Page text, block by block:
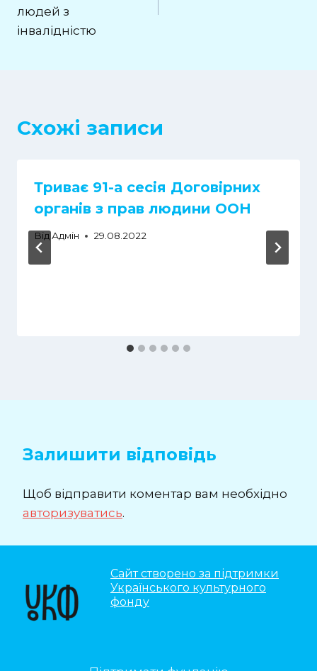
людей з
інвалідністю
Схожі записи
Триває 91-а сесія Договірних
органів з прав людини ООН
Від Адмін 29.08.2022
Залишити відповідь
Щоб відправити коментар вам необхідно
авторизуватись.
Сайт створено за підтримки
Українського культурного
фонду